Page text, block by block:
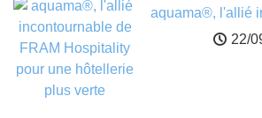
aquama®, l'allié
FRAM Hospitality
22/